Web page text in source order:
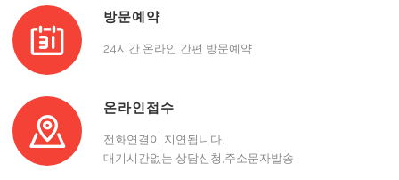
방문예약
24시간 온라인 간편 방문예약
온라인접수
전화연결이 지연됩니다.
대기시간없는 상담신청,주소문자발송